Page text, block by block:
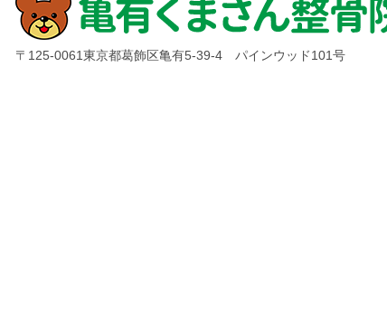
〒125-0061東京都葛飾区亀有5-39-4 パインウッド101号